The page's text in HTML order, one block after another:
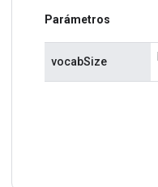
Parámetros
vocabSize